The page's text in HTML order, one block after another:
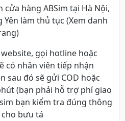
cửa hàng ABSim tại Hà Nội,
Yên làm thủ tục (Xem danh
gọi hotline hoặc
có nhân viên tiếp nhận
sau đó sẽ gửi COD hoặc
(bạn phải hỗ trợ phí giao
bạn kiểm tra đúng thông
bưu tá